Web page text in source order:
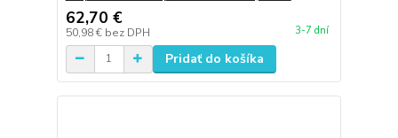
62,70 €
50,98 € bez DPH 3-7 dní
Pridať do košíka